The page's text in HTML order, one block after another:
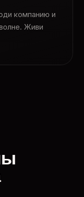
компанию и
Живи